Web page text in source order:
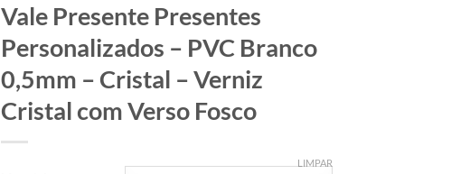
Vale Presente Presentes
Personalizados – PVC Branco
0,5mm – Cristal – Verniz
Cristal com Verso Fosco
LIMPAR